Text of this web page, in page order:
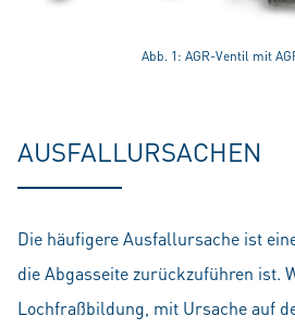
Abb. 1: AGR-Ventil mit
AUSFALLURSACHEN
Die häufigere Ausfallursache ist
die Abgasseite zurückzuführen ist.
Lochfraßbildung, mit Ursache auf